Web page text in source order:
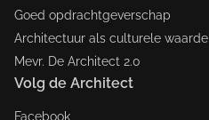
Goed opdrachtgeverschap
Architectuur als culturele waarde
Mevr. De Architect 2.0
Volg de Architect
Facebook